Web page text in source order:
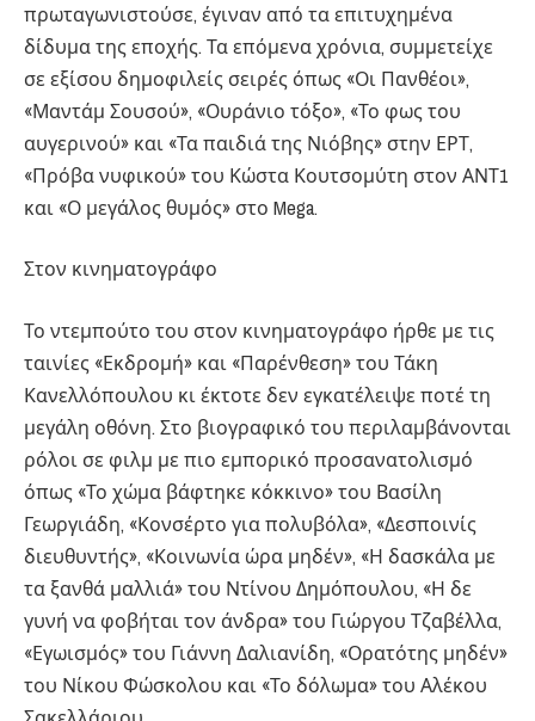
πρωταγωνιστούσε, έγιναν από τα επιτυχημένα
δίδυμα της εποχής. Τα επόμενα χρόνια, συμμετείχε
σε εξίσου δημοφιλείς σειρές όπως «Οι Πανθέοι»,
«Μαντάμ Σουσού», «Ουράνιο τόξο», «Το φως του
αυγερινού» και «Τα παιδιά της Νιόβης» στην ΕΡΤ,
«Πρόβα νυφικού» του Κώστα Κουτσομύτη στον ΑΝΤ1
και «Ο μεγάλος θυμός» στο Mega.
Στον κινηματογράφο
Το ντεμπούτο του στον κινηματογράφο ήρθε με τις
ταινίες «Εκδρομή» και «Παρένθεση» του Τάκη
Κανελλόπουλου κι έκτοτε δεν εγκατέλειψε ποτέ τη
μεγάλη οθόνη. Στο βιογραφικό του περιλαμβάνονται
ρόλοι σε φιλμ με πιο εμπορικό προσανατολισμό
όπως «Το χώμα βάφτηκε κόκκινο» του Βασίλη
Γεωργιάδη, «Κονσέρτο για πολυβόλα», «Δεσποινίς
διευθυντής», «Κοινωνία ώρα μηδέν», «Η δασκάλα με
τα ξανθά μαλλιά» του Ντίνου Δημόπουλου, «Η δε
γυνή να φοβήται τον άνδρα» του Γιώργου Τζαβέλλα,
«Εγωισμός» του Γιάννη Δαλιανίδη, «Ορατότης μηδέν»
του Νίκου Φώσκολου και «Το δόλωμα» του Αλέκου